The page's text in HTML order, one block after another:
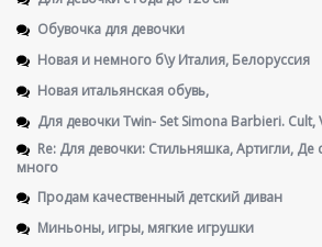
Обувочка для девочки
Новая и немного б\у Италия, Белоруссия
Новая итальянская обувь,
Для девочки Twin- Set Simona Barbieri. Cult,
Re: Для девочки: Стильняшка, Артигли, Де
много
Продам качественный детский диван
Миньоны, игры, мягкие игрушки